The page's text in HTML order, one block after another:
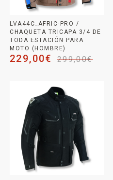
LVA44C_AFRIC-PRO /
CHAQUETA TRICAPA 3/4 DE
TODA ESTACIÓN PARA
MOTO (HOMBRE)
299,00€
229,00€